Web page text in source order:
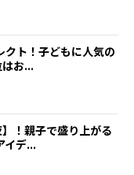
ト！子どもに人気の
お...
！親子で盛り上がる
イデ...